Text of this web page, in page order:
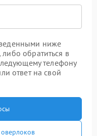
ниже
обратиться в
телефону
ответ на свой